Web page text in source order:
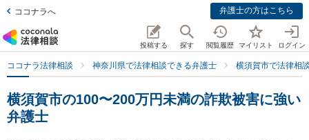
ココナラへ 弁護士の方はこちら
投稿する 探す 閲覧履歴 マイリスト ログイン
ココナラ法律相談 神奈川県で法律相談できる弁護士 横須賀市で法律相
横須賀市の100〜200万円未満の詐欺被害に強い
弁護士